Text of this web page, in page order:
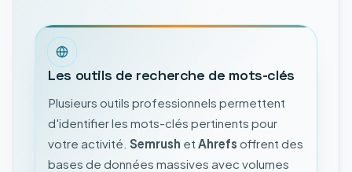
Les outils de recherche de mots-clés
Plusieurs outils professionnels permettent
d'identifier les mots-clés pertinents pour
votre activité. Semrush et Ahrefs offrent des
bases de données massives avec volumes